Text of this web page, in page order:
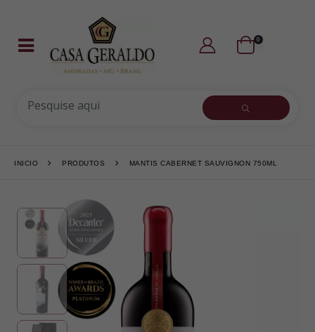
0
INICIO PRODUTOS MANTIS CABERNET SAUVIGNON 750ML